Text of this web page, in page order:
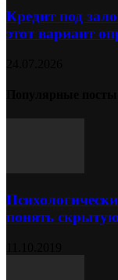
Кредит под
этот вариант
понять